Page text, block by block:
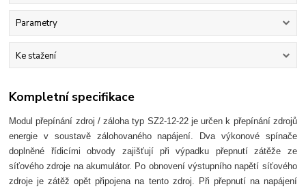
Parametry
Ke stažení
Kompletní specifikace
Modul přepínání zdroj / záloha typ SZ2-12-22 je určen k přepínání zdrojů
energie v soustavě zálohovaného napájení. Dva výkonové spínače
doplněné řídicími obvody zajišťují při výpadku přepnutí zátěže ze
síťového zdroje na akumulátor. Po obnovení výstupního napětí síťového
zdroje je zátěž opět připojena na tento zdroj. Při přepnutí na napájení